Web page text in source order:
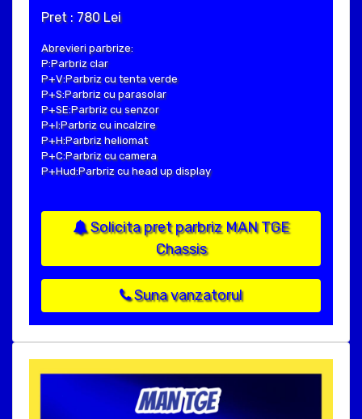
Pret : 780 Lei
Abrevieri parbrize:
P:Parbriz clar
P+V:Parbriz cu tenta verde
P+S:Parbriz cu parasolar
P+SE:Parbriz cu senzor
P+I:Parbriz cu incalzire
P+H:Parbriz heliomat
P+C:Parbriz cu camera
P+Hud:Parbriz cu head up display
Solicita pret parbriz MAN TGE
Chassis
Suna vanzatorul